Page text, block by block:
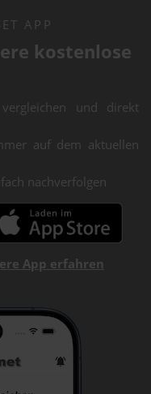
APP
kostenlose
und direkt
auf dem aktuellen
nachverfolgen
App erfahren